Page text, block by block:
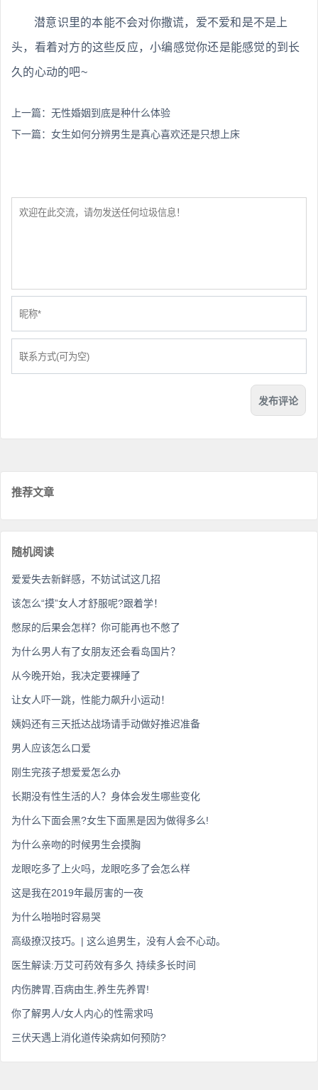
潜意识里的本能不会对你撒谎，爱不爱和是不是上
头，看着对方的这些反应，小编感觉你还是能感觉的到长
久的心动的吧~
上一篇： 无性婚姻到底是种什么体验
下一篇： 女生如何分辨男生是真心喜欢还是只想上床
推荐文章
随机阅读
爱爱失去新鲜感，不妨试试这几招
该怎么“摸”女人才舒服呢?跟着学！
憋尿的后果会怎样？你可能再也不憋了
为什么男人有了女朋友还会看岛国片？
从今晚开始，我决定要裸睡了
让女人吓一跳，性能力飙升小运动！
姨妈还有三天抵达战场请手动做好推迟准备
男人应该怎么口爱
刚生完孩子想爱爱怎么办
长期没有性生活的人？身体会发生哪些变化
为什么下面会黑?女生下面黑是因为做得多么!
为什么亲吻的时候男生会摸胸
龙眼吃多了上火吗，龙眼吃多了会怎么样
这是我在2019年最厉害的一夜
为什么啪啪时容易哭
高级撩汉技巧。| 这么追男生，没有人会不心动。
医生解读:万艾可药效有多久 持续多长时间
内伤脾胃,百病由生,养生先养胃!
你了解男人/女人内心的性需求吗
三伏天遇上消化道传染病如何预防?